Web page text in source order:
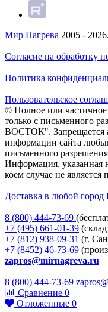
Мир Нагрева 2005 - 2026.
Согласие на обработку
Политика
Пользовательское
© Полное или частичное
только с письменного
ВОСТОК". Запрещается
информации сайта
письменного
Информация, указанная
коем случае не
Доставка в любой
8 (800) 444-73-69
+7 (495) 661-01-39
+7 (812) 938-09-31 (г.
+7 (8452) 46-73-69
zapros@mirnagreva.ru
8 (800) 444-73-69
Сравнение 0
Отложенные 0